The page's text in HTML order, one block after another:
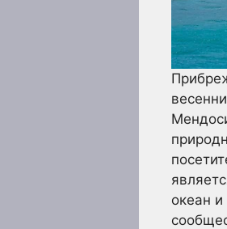
океан